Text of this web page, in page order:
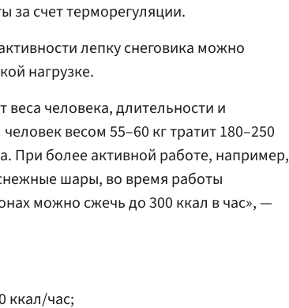
за счет терморегуляции.
лепку снеговика можно
нагрузке.
веса человека, длительности и
весом 55–60 кг тратит 180–250
При более активной работе, например,
шары, во время работы
можно сжечь до 300 ккал в час», —
ккал/час;